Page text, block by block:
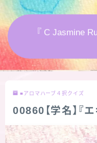
アロマハーブアンケ
おすすめ商品＆レビ
★スペシャルアロマ
お問い合わせ
『 C Jasmine
■アロマハーブ４択クイズ
00860【学名】『